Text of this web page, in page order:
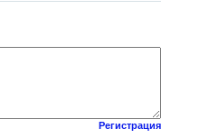
Регистрация